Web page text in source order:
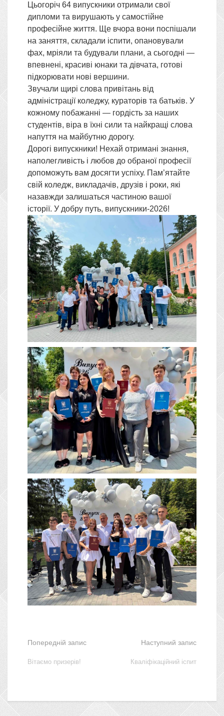
Цьогоріч 64 випускники отримали свої
дипломи та вирушають у самостійне
професійне життя. Ще вчора вони поспішали
на заняття, складали іспити, опановували
фах, мріяли та будували плани, а сьогодні —
впевнені, красиві юнаки та дівчата, готові
підкорювати нові вершини.
Звучали щирі слова привітань від
адміністрації коледжу, кураторів та батьків. У
кожному побажанні — гордість за наших
студентів, віра в їхні сили та найкращі слова
напуття на майбутню дорогу.
Дорогі випускники! Нехай отримані знання,
наполегливість і любов до обраної професії
допоможуть вам досягти успіху. Пам’ятайте
свій коледж, викладачів, друзів і роки, які
назавжди залишаться частиною вашої
історії. У добру путь, випускники-2026!
Попередній запис
Вітаємо призерів!
Наступний запис
Кваліфікаційний іспит